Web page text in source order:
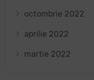
octombrie 2022
aprilie 2022
martie 2022